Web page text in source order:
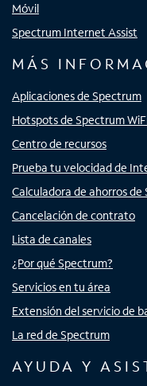
Móvil
Spectrum Internet Assist
MÁS
Aplicaciones de Spectrum
Hotspots de Spectrum
Centro de recursos
Prueba tu velocidad de
Calculadora de ahorros de
Cancelación de contrato
Lista de canales
¿Por qué Spectrum?
Servicios en tu área
Extensión del servicio de
La red de Spectrum
AYUDA Y